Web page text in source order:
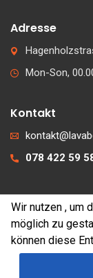
Adresse
Mon-Son,
Kontakt
078 422 59
Wir nutzen , um
möglich zu
können diese